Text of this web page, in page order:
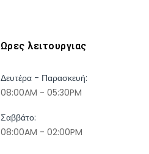
Ωρες λειτουργιας
Δευτέρα - Παρασκευή:
08:00AM - 05:30PM
Σαββάτο:
08:00AM - 02:00PM